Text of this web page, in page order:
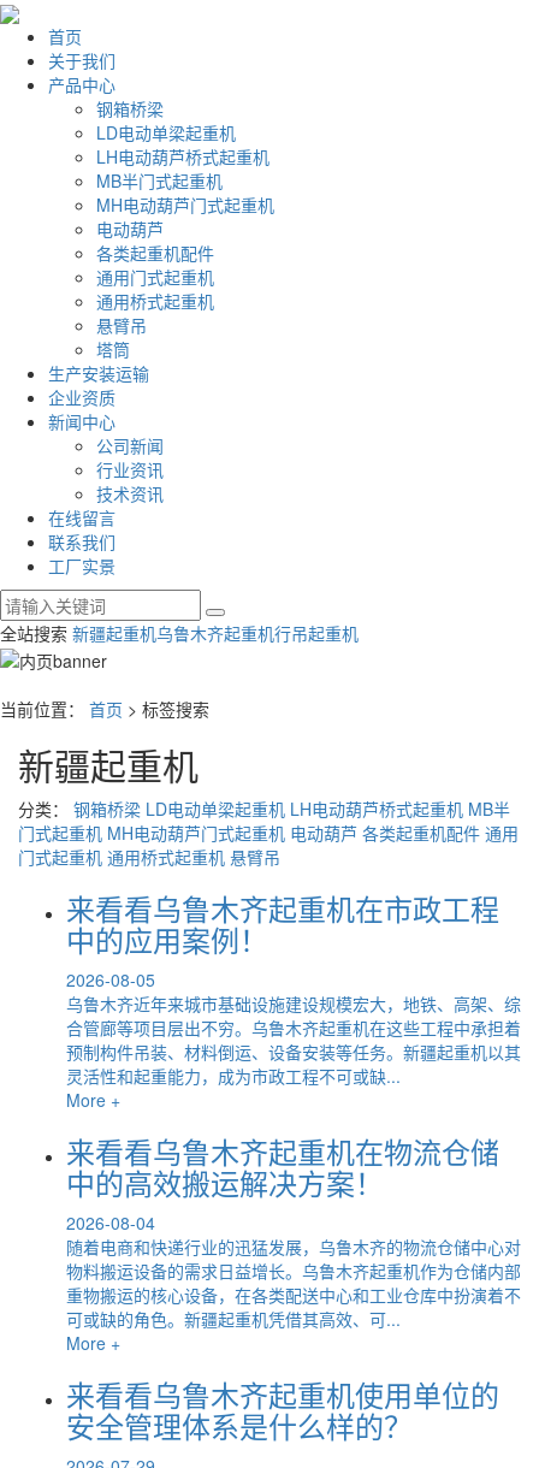
首页
关于我们
产品中心
钢箱桥梁
LD电动单梁起重机
LH电动葫芦桥式起重机
MB半门式起重机
MH电动葫芦门式起重机
电动葫芦
各类起重机配件
通用门式起重机
通用桥式起重机
悬臂吊
塔筒
生产安装运输
企业资质
新闻中心
公司新闻
行业资讯
技术资讯
在线留言
联系我们
工厂实景
全站搜索 新疆起重机乌鲁木齐起重机行吊起重机
当前位置： 首页 > 标签搜索
新疆起重机
分类： 钢箱桥梁 LD电动单梁起重机 LH电动葫芦桥式起重机 MB半
门式起重机 MH电动葫芦门式起重机 电动葫芦 各类起重机配件 通用
门式起重机 通用桥式起重机 悬臂吊
来看看乌鲁木齐起重机在市政工程
中的应用案例！
2026-08-05
乌鲁木齐近年来城市基础设施建设规模宏大，地铁、高架、综
合管廊等项目层出不穷。乌鲁木齐起重机在这些工程中承担着
预制构件吊装、材料倒运、设备安装等任务。新疆起重机以其
灵活性和起重能力，成为市政工程不可或缺...
More +
来看看乌鲁木齐起重机在物流仓储
中的高效搬运解决方案！
2026-08-04
随着电商和快递行业的迅猛发展，乌鲁木齐的物流仓储中心对
物料搬运设备的需求日益增长。乌鲁木齐起重机作为仓储内部
重物搬运的核心设备，在各类配送中心和工业仓库中扮演着不
可或缺的角色。新疆起重机凭借其高效、可...
More +
来看看乌鲁木齐起重机使用单位的
安全管理体系是什么样的？